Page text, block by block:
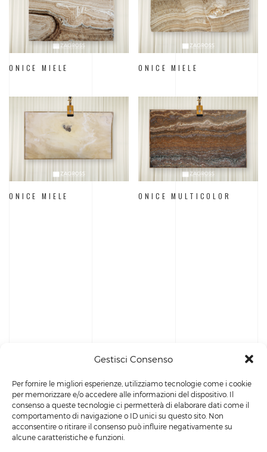
Gestisci Consenso
Per fornire le migliori esperienze, utilizziamo tecnologie come i cookie
per memorizzare e/o accedere alle informazioni del dispositivo. Il
consenso a queste tecnologie ci permetterà di elaborare dati come il
comportamento di navigazione o ID unici su questo sito. Non
acconsentire o ritirare il consenso può influire negativamente su
alcune caratteristiche e funzioni.
ONICE MIELE ONICE MIELE
ONICE MIELE ONICE MULTICOLOR